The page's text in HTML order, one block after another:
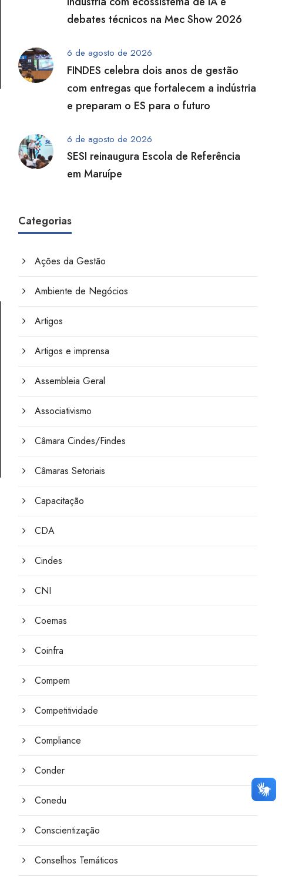
debates técnicos na Mec Show 2026
6 de agosto de 2026
FINDES celebra dois anos de gestão
com entregas que fortalecem a indústria
e preparam o ES para o futuro
6 de agosto de 2026
SESI reinaugura Escola de Referência
em Maruípe
Categorias
Ações da Gestão
Ambiente de Negócios
Artigos
Artigos e imprensa
Assembleia Geral
Associativismo
Câmara Cindes/Findes
Câmaras Setoriais
Capacitação
CDA
Cindes
CNI
Coemas
Coinfra
Compem
Competitividade
Compliance
Conder
Conedu
Conscientização
Conselhos Temáticos